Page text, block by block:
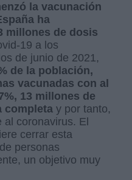
la vacunación
ha
millones de dosis
19 a los
de junio de 2021,
de la población,
vacunadas con al
13 millones de
completa y por tanto,
coronavirus. El
cerrar esta
personas
un objetivo muy